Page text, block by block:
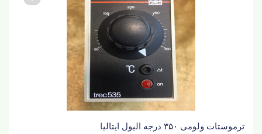
ترموستات ولومی ۳۵۰ درجه الیول ایتالیا